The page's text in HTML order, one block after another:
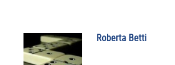
Roberta Betti